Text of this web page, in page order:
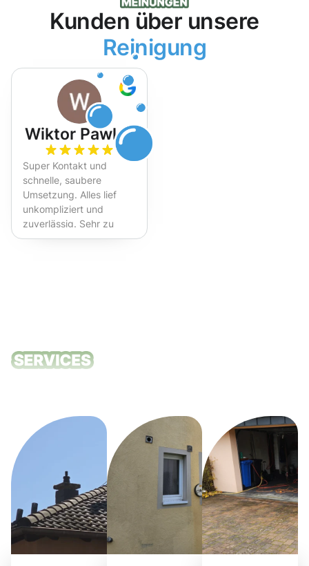
Kunden über unsere
Reinigung
Wiktor Pawlak
Super Kontakt und
schnelle, saubere
Umsetzung. Alles lief
unkompliziert und
zuverlässig. Sehr zu
empfehlen!